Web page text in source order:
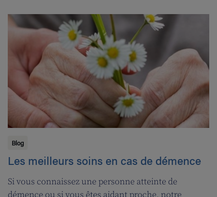
pourquoi nous avons fait appel aux services de la
‘ligne d’oxygène’ pour donner l’occasion de souffler à
nos soignant(e)s, et leur permettre ainsi de pouvoir
encore mieux s’occuper de leurs clients.
Blog
Les meilleurs soins en cas de démence
Si vous connaissez une personne atteinte de